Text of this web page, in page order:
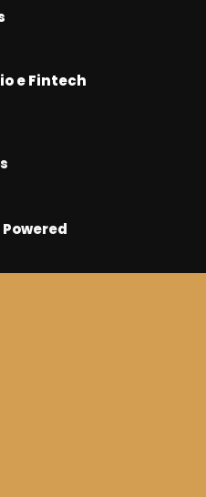
e Fintech